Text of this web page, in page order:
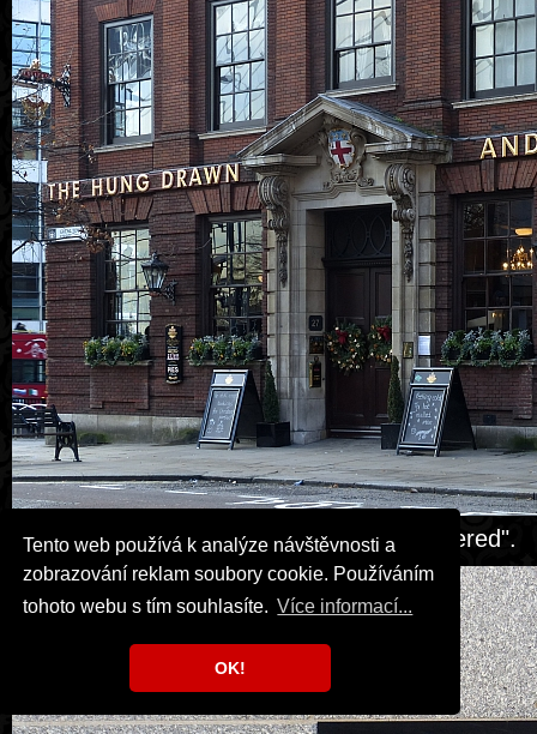
Tento web používá k analýze návštěvnosti a
zobrazování reklam soubory cookie. Používáním
tohoto webu s tím souhlasíte. Více informací...
OK!
Restaurace "The Hung Drawn and Quartered".